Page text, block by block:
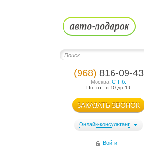
(968) 816-09-43
Москва ,С-Пб.
Пн.-пт.: с 10 до 19
ЗАКАЗАТЬ ЗВОНОК
Онлайн-консультант
Войти